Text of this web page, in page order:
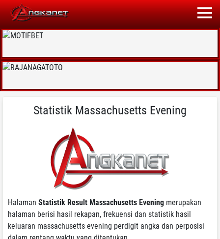
Statistik Massachusetts Evening
Halaman Statistik Result Massachusetts Evening merupakan
halaman berisi hasil rekapan, frekuensi dan statistik hasil
keluaran massachusetts evening perdigit angka dan perposisi